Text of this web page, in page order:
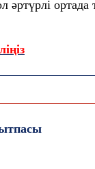
әртүрлі